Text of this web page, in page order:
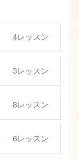
4レッスン
3レッスン
8レッスン
6レッスン